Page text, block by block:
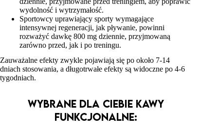
wydolność i wytrzymałość.
Sportowcy uprawiający sporty wymagające
intensywnej regeneracji, jak pływanie, powinni
rozważyć dawkę 800 mg dziennie, przyjmowaną
zarówno przed, jak i po treningu.
Zauważalne efekty zwykle pojawiają się po około 7-14
dniach stosowania, a długotrwałe efekty są widoczne po 4-6
tygodniach.
Wybrane dla Ciebie kawy
funkcjonalne: